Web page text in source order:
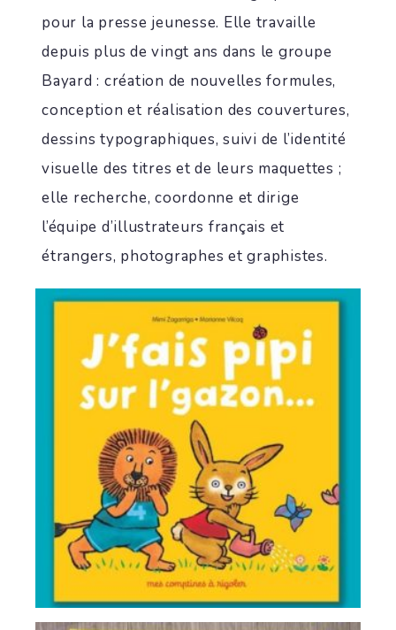
pour la presse jeunesse. Elle travaille
depuis plus de vingt ans dans le groupe
Bayard : création de nouvelles formules,
conception et réalisation des couvertures,
dessins typographiques, suivi de l’identité
visuelle des titres et de leurs maquettes ;
elle recherche, coordonne et dirige
l’équipe d’illustrateurs français et
étrangers, photographes et graphistes.